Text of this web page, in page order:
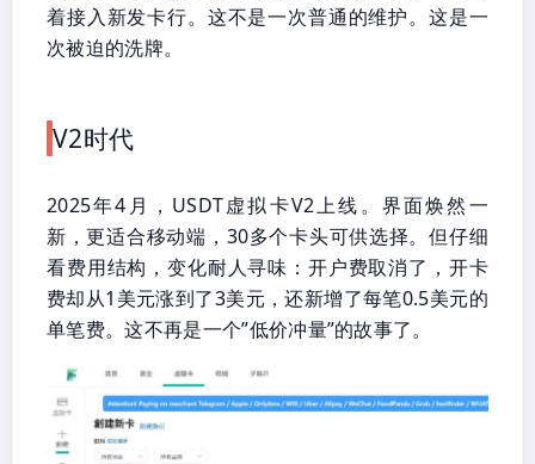
着接入新发卡行。这不是一次普通的维护。这是一
次被迫的洗牌。
V2时代
2025年4月，USDT虚拟卡V2上线。界面焕然一
新，更适合移动端，30多个卡头可供选择。但仔细
看费用结构，变化耐人寻味：开户费取消了，开卡
费却从1美元涨到了3美元，还新增了每笔0.5美元的
单笔费。这不再是一个”低价冲量”的故事了。